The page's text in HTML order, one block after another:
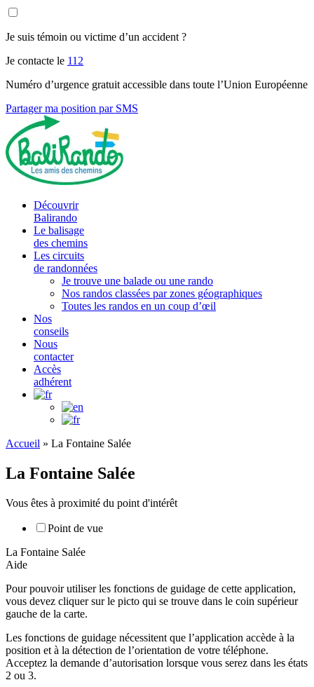
Je suis témoin ou victime d’un accident ?
Je contacte le 112
Numéro d’urgence gratuit accessible dans toute l’Union Européenne
Partager ma position par SMS
Découvrir
Balirando
Le balisage
des chemins
Les circuits
de randonnées
Je trouve une balade ou une rando
Nos randos classées par zones géographiques
Toutes les randos en un coup d’œil
Nos
conseils
Nous
contacter
Accès
adhérent
Accueil » La Fontaine Salée
La Fontaine Salée
Vous êtes à proximité du point d'intérêt
Point de vue
La Fontaine Salée
Aide
Pour pouvoir utiliser les fonctions de guidage de cette application,
vous devez cliquer sur le picto qui se trouve dans le coin supérieur
gauche de la carte.
Les fonctions de guidage nécessitent que l’application accède à la
position et à la détection de l’orientation de votre téléphone.
Acceptez la demande d’autorisation lorsque vous serez dans les états
2 ou 3.